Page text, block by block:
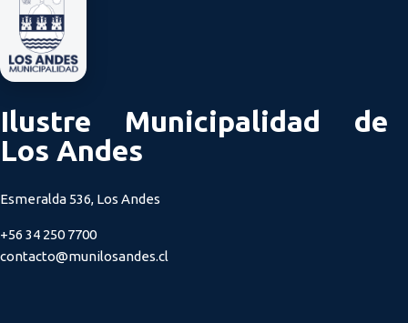
Ilustre Municipalidad de
Los Andes
Esmeralda 536, Los Andes
+56 34 250 7700
contacto@munilosandes.cl